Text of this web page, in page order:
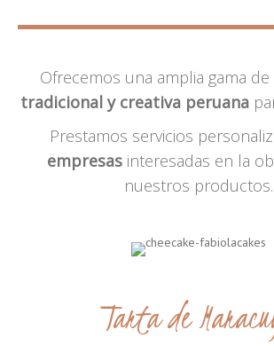
Ofrecemos una amplia gama de
tradicional y creativa peruana
Prestamos servicios
empresasinteresadas en la
nuestros productos.
Tarta de